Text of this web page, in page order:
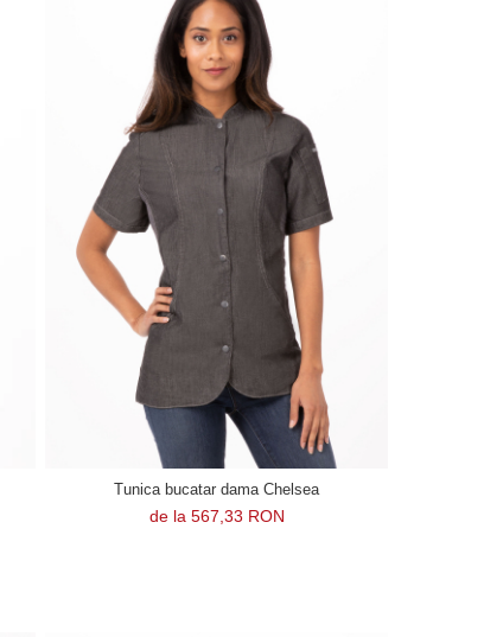
Tunica bucatar dama Chelsea
de la 567,33 RON